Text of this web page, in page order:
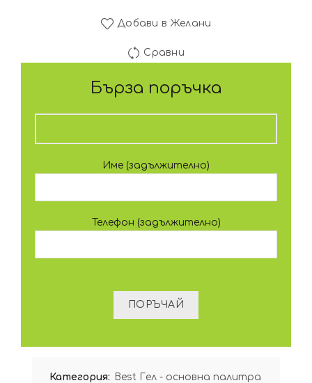
Добави в Желани
Сравни
Бърза поръчка
Име (задължително)
Телефон (задължително)
Категория: Best Гел - основна палитра